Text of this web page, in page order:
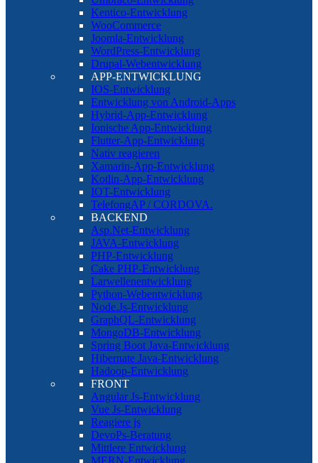
Kentico-Entwicklung
WooCommerce
Joomla-Entwicklung
WordPress-Entwicklung
Drupal-Webentwicklung
APP-ENTWICKLUNG
IOS-Entwicklung
Entwicklung von Android-Apps
Hybrid-App-Entwicklung
Ionische App-Entwicklung
Flutter-App-Entwicklung
Nativ reagieren
Xamarin-App-Entwicklung
Kotlin-App-Entwicklung
IOT-Entwicklung
TelefongAP / CORDOVA.
BACKEND
Asp.Net-Entwicklung
JAVA-Entwicklung
PHP-Entwicklung
Cake PHP-Entwicklung
Larwellenentwicklung
Python-Webentwicklung
Node.Js-Entwicklung
GraphQL-Entwicklung
MongoDB-Entwicklung
Spring Boot Java-Entwicklung
Hibernate Java-Entwicklung
Hadoop-Entwicklung
FRONT
Angular Js-Entwicklung
Vue Js-Entwicklung
Reagiere js
DevoPs-Beratung
Mittlere Entwicklung
MERN-Entwicklung